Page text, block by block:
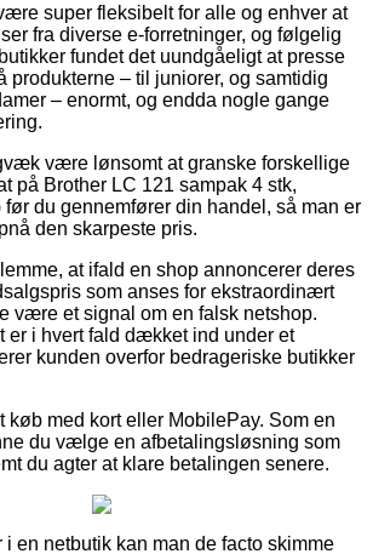
super fleksibelt for alle og enhver at
fra diverse e-forretninger, og følgelig
fundet det uundgåeligt at presse
produkterne – til juniorer, og samtidig
– enormt, og endda nogle gange
være lønsomt at granske forskellige
på Brother LC 121 sampak 4 stk,
før du gennemfører din handel, så man er
den skarpeste pris.
at ifald en shop annoncerer deres
som anses for ekstraordinært
være et signal om en falsk netshop.
er i hvert fald dækket ind under et
kunden overfor bedrageriske butikker
køb med kort eller MobilePay. Som en
du vælge en afbetalingsløsning som
du agter at klare betalingen senere.
i en netbutik kan man de facto skimme